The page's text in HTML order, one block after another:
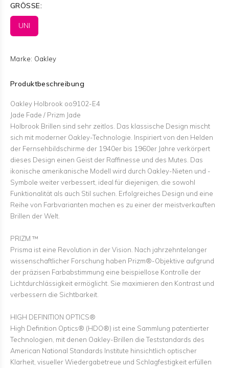
GRÖSSE:
UNI
Marke: Oakley
Produktbeschreibung
Oakley Holbrook oo9102-E4
Jade Fade / Prizm Jade
Holbrook Brillen sind sehr zeitlos. Das klassische Design mischt
sich mit moderner Oakley-Technologie. Inspiriert von den Helden
der Fernsehbildschirme der 1940er bis 1960er Jahre verkörpert
dieses Design einen Geist der Raffinesse und des Mutes. Das
ikonische amerikanische Modell wird durch Oakley-Nieten und -
Symbole weiter verbessert, ideal für diejenigen, die sowohl
Funktionalität als auch Stil suchen. Erfolgreiches Design und eine
Reihe von Farbvarianten machen es zu einer der meistverkauften
Brillen der Welt.
PRIZM ™
Prisma ist eine Revolution in der Vision. Nach jahrzehntelanger
wissenschaftlicher Forschung haben Prizm®-Objektive aufgrund
der präzisen Farbabstimmung eine beispiellose Kontrolle der
Lichtdurchlässigkeit ermöglicht. Sie maximieren den Kontrast und
verbessern die Sichtbarkeit.
HIGH DEFINITION OPTICS®
High Definition Optics® (HDO®) ist eine Sammlung patentierter
Technologien, mit denen Oakley-Brillen die Teststandards des
American National Standards Institute hinsichtlich optischer
Klarheit, visueller Wiedergabetreue und Schlagfestigkeit erfüllen